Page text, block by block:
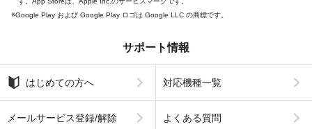
Google Play および Google Play ロゴは Google LLC の商標です。
サポート情報
はじめての方へ 対応機種一覧
メールサービス登録/解除 よくある質問